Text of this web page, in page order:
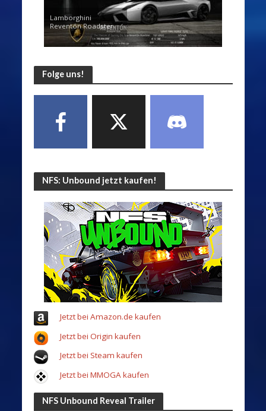
Lamborghini
Reventón Roadster
Folge uns!
NFS: Unbound jetzt kaufen!
Jetzt bei Amazon.de kaufen
Jetzt bei Origin kaufen
Jetzt bei Steam kaufen
Jetzt bei MMOGA kaufen
NFS Unbound Reveal Trailer